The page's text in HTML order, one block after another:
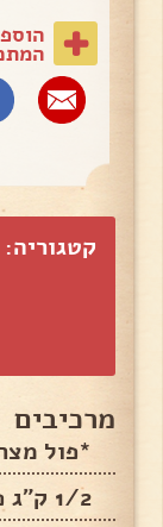
קטגוריה:
מרכיבים
*פול
1/2 ק"ג פול מצרי קטן